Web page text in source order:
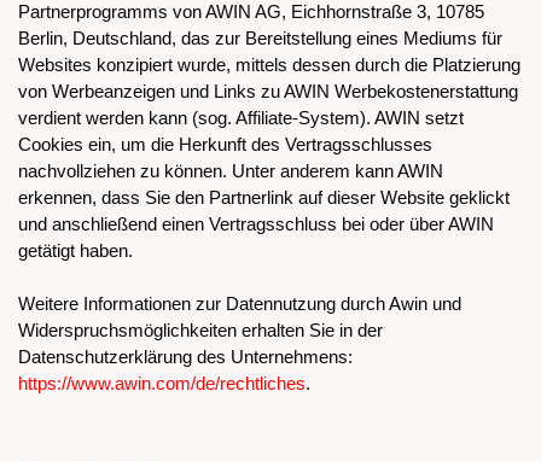
Partnerprogramms von AWIN AG, Eichhornstraße 3, 10785
Berlin, Deutschland, das zur Bereitstellung eines Mediums für
Websites konzipiert wurde, mittels dessen durch die Platzierung
von Werbeanzeigen und Links zu AWIN Werbekostenerstattung
verdient werden kann (sog. Affiliate-System). AWIN setzt
Cookies ein, um die Herkunft des Vertragsschlusses
nachvollziehen zu können. Unter anderem kann AWIN
erkennen, dass Sie den Partnerlink auf dieser Website geklickt
und anschließend einen Vertragsschluss bei oder über AWIN
getätigt haben.
Weitere Informationen zur Datennutzung durch Awin und
Widerspruchsmöglichkeiten erhalten Sie in der
Datenschutzerklärung des Unternehmens:
https://www.awin.com/de/rechtliches.